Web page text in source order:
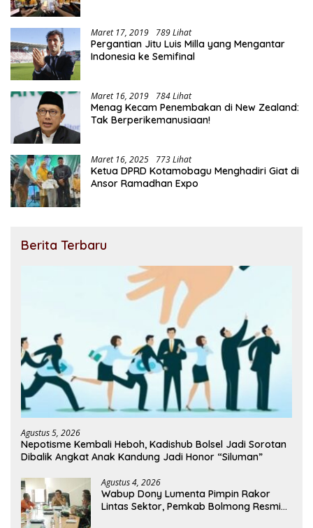
Maret 17, 2019 789 Lihat
Pergantian Jitu Luis Milla yang Mengantar
Indonesia ke Semifinal
Maret 16, 2019 784 Lihat
Menag Kecam Penembakan di New Zealand:
Tak Berperikemanusiaan!
Maret 16, 2025 773 Lihat
Ketua DPRD Kotamobagu Menghadiri Giat di
Ansor Ramadhan Expo
Berita Terbaru
Agustus 5, 2026
Nepotisme Kembali Heboh, Kadishub Bolsel Jadi Sorotan
Dibalik Angkat Anak Kandung Jadi Honor “Siluman”
Agustus 4, 2026
Wabup Dony Lumenta Pimpin Rakor
Lintas Sektor, Pemkab Bolmong Resmi